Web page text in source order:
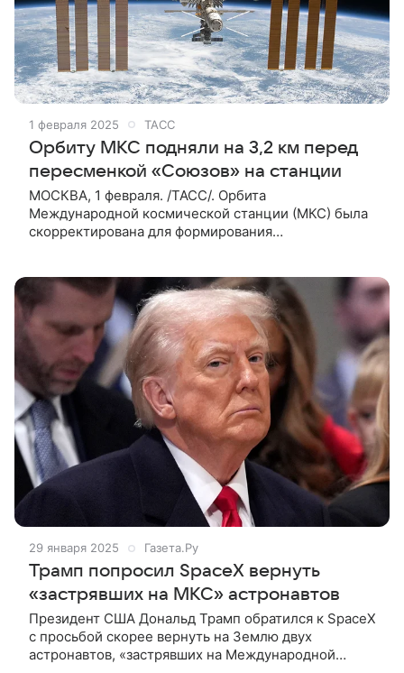
1 февраля 2025 ТАСС
Орбиту МКС подняли на 3,2 км перед
пересменкой «Союзов» на станции
МОСКВА, 1 февраля. /ТАСС/. Орбита
Международной космической станции (МКС) была
скорректирована для формирования
29 января 2025 Газета.Ру
Трамп попросил SpaceX вернуть
«застрявших на МКС» астронавтов
Президент США Дональд Трамп обратился к SpaceX
с просьбой скорее вернуть на Землю двух
астронавтов, «застрявших на Международной